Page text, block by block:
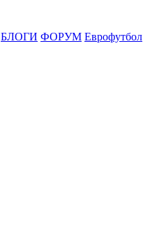
БЛОГИ ФОРУМ Еврофутбол